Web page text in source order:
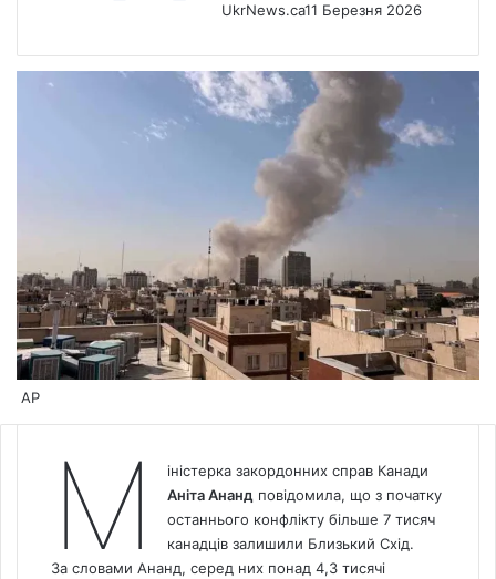
UkrNews.ca11 Березня 2026
AP
М
іністерка закордонних справ Канади
Аніта Ананд повідомила, що з початку
останнього конфлікту більше 7 тисяч
канадців залишили Близький Схід.
За словами Ананд, серед них понад 4,3 тисячі